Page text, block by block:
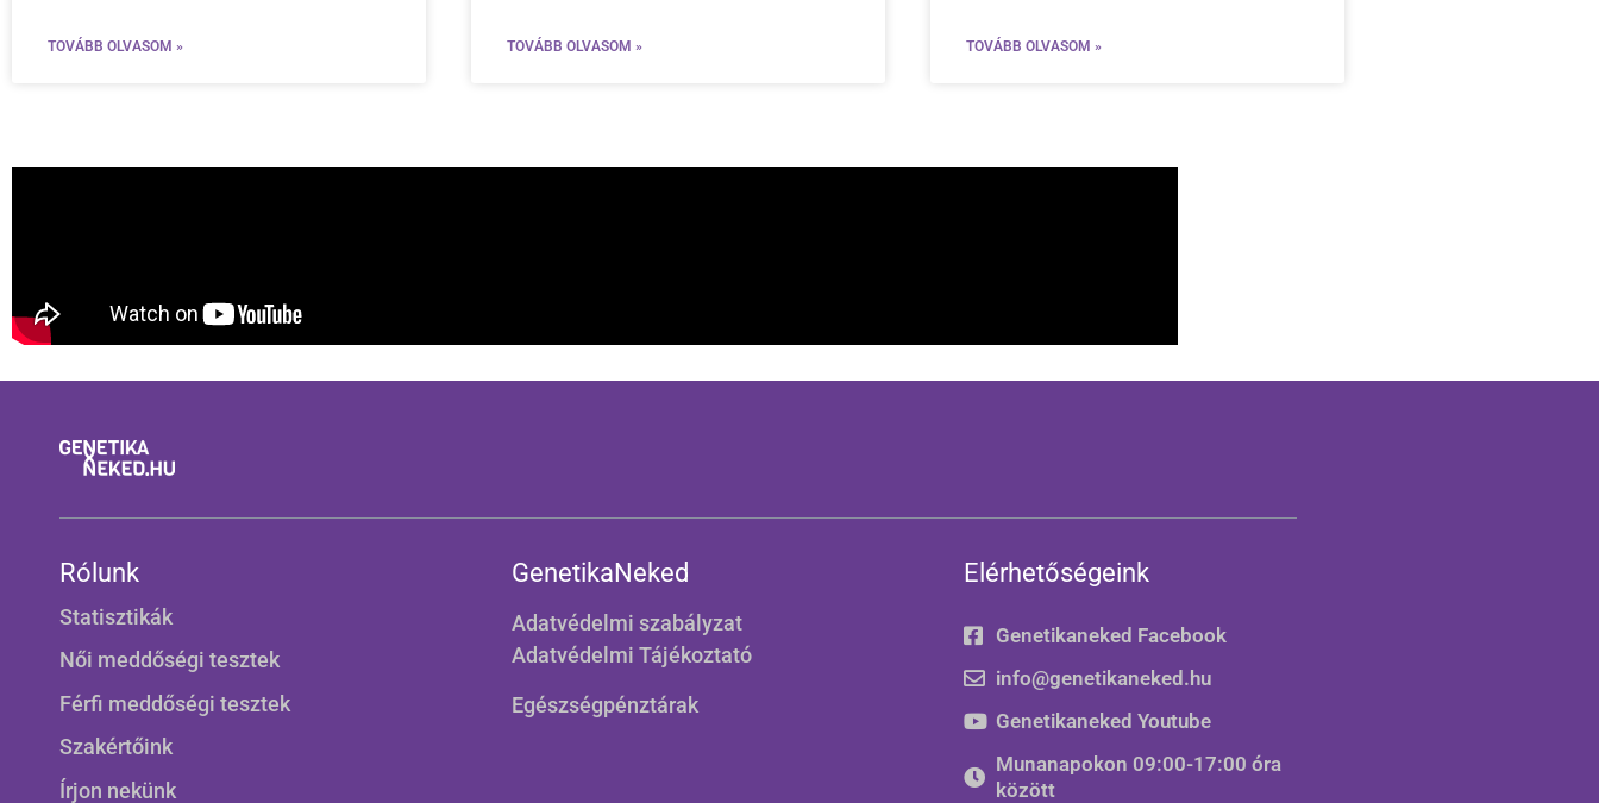
TOVÁBB OLVASOM » TOVÁBB OLVASOM » TOVÁBB OLVASOM »
Rólunk
Statisztikák
Női meddőségi tesztek
Férfi meddőségi tesztek
Szakértőink
Írjon nekünk
GenetikaNeked
Adatvédelmi szabályzat
Adatvédelmi Tájékoztató
Egészségpénztárak
Elérhetőségeink
Genetikaneked Facebook
info@genetikaneked.hu
Genetikaneked Youtube
Munanapokon 09:00-17:00 óra
között